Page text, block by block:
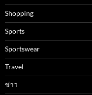
Shopping
Sports
Sportswear
Travel
ข่าว